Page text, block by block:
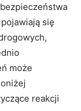
się
może
reakcji